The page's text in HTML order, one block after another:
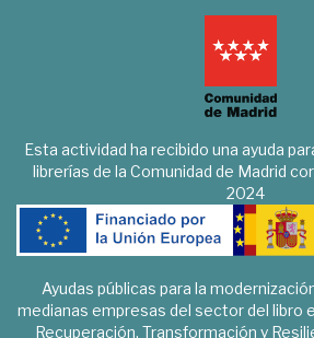
Esta actividad ha recibido una ayuda
librerías de la Comunidad de Madrid
2024
Ayudas públicas para la
medianas empresas del sector del libro
Recuperación, Transformación y